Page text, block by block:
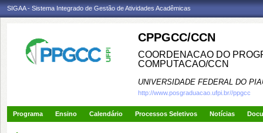
SIGAA - Sistema Integrado de Gestão de Atividades Acadêmicas
CPPGCC/CCN
COORDENACAO DO
COMPUTACAO/CCN
UNIVERSIDADE FEDERAL DO
http://www.posgraduacao.ufpi.br//ppgcc
Programa Ensino Calendário Processos Seletivos Notícias